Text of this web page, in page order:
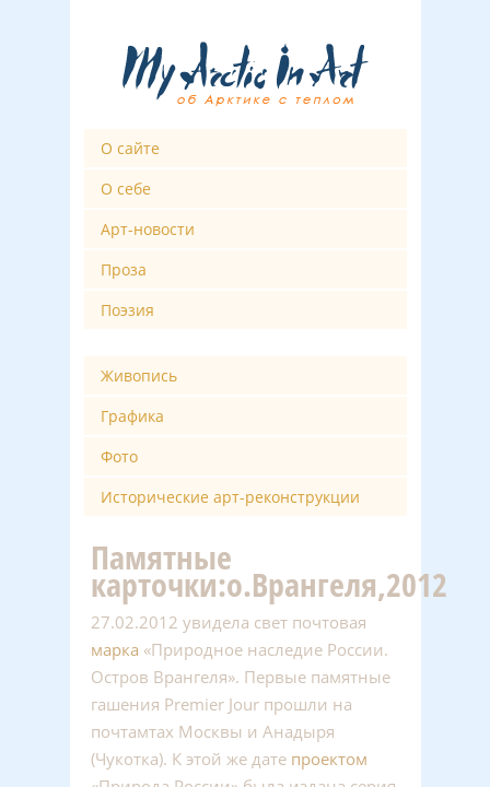
О сайте
О себе
Арт-новости
Проза
Поэзия
Живопись
Графика
Фото
Исторические арт-реконструкции
Памятные
карточки:о.Врангеля,2012
27.02.2012 увидела свет почтовая
марка «Природное наследие России.
Остров Врангеля». Первые памятные
гашения Premier Jour прошли на
почтамтах Москвы и Анадыря
(Чукотка). К этой же дате проектом